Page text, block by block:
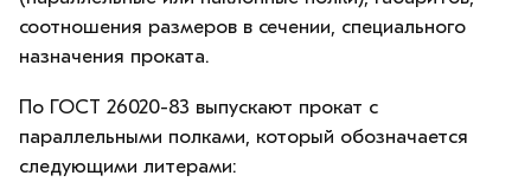
соотношения размеров в сечении, специального
назначения проката.
По ГОСТ 26020-83 выпускают прокат с
параллельными полками, который обозначается
следующими литерами: